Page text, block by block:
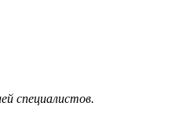
специалистов.